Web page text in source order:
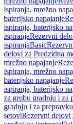
ispiranja, mrežno
baterijsko napajanje
ispiranja, baterijsko
ispiranjaRezervni
ispiranjaBasic
delovi za Predzidna
mrežno napajanje
ispiranja, mrežno
baterijsko napajanje
ispiranja, baterijsko
za grubu gradnju i za
gradnju i za prepravku
setoviRezervni delovi